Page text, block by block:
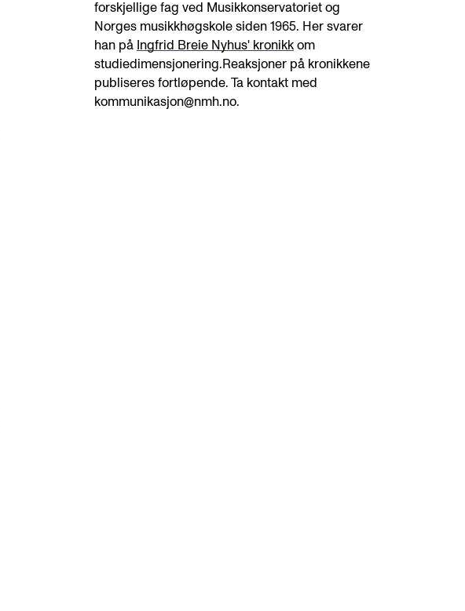
forskjellige fag ved Musikkonservatoriet og
Norges musikkhøgskole siden 1965. Her svarer
han på Ingfrid Breie Nyhus' kronikk om
studiedimensjonering.Reaksjoner på kronikkene
publiseres fortløpende. Ta kontakt med
kommunikasjon@nmh.no.